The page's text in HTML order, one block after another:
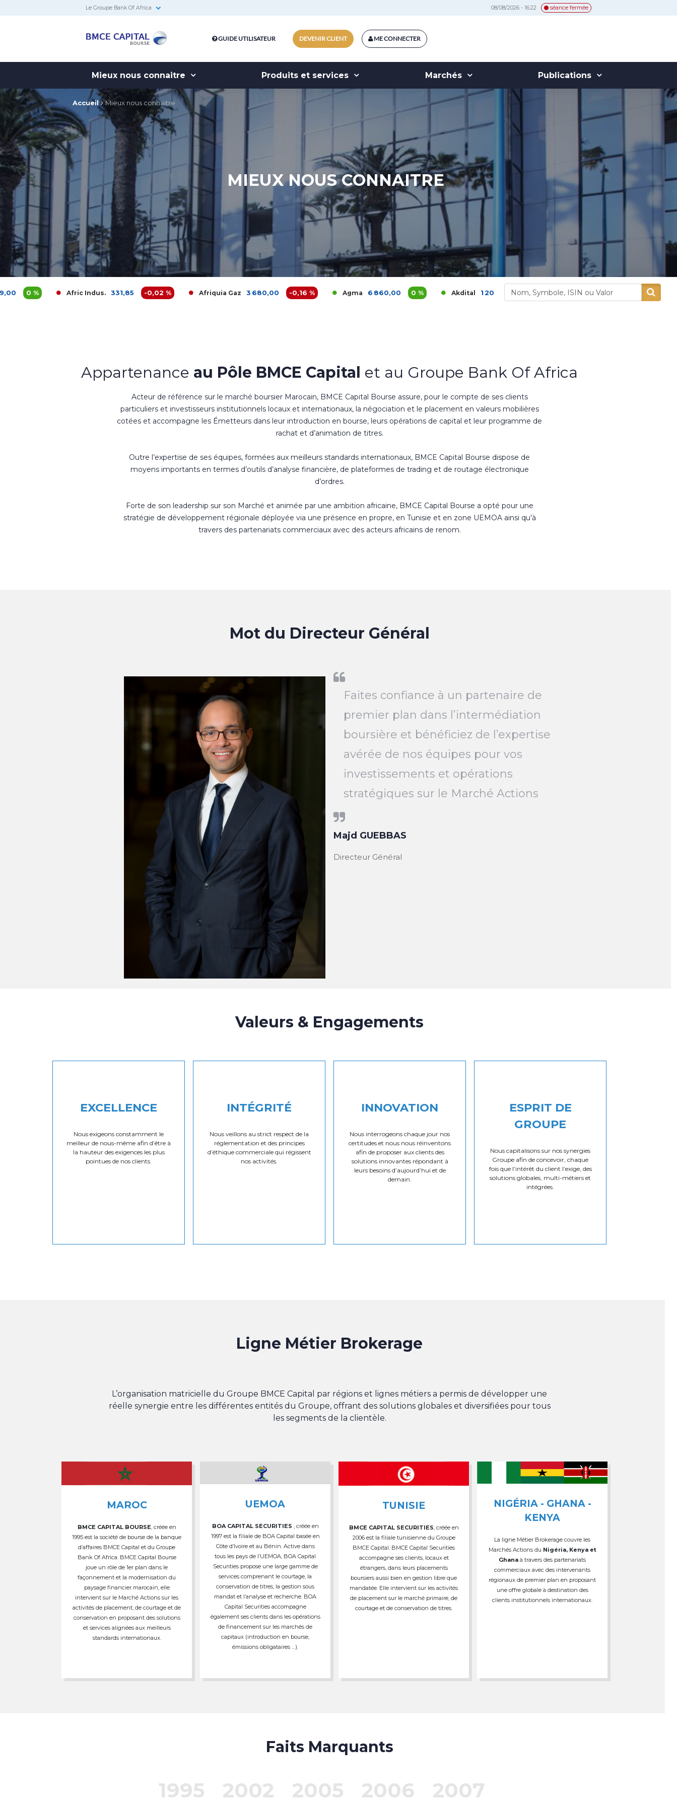
Le Groupe Bank Of Africa 08/08/2026 - 16:22 séance fermée
Bourse
ME CONNECTER
DEVENIR CLIENT
GUIDE UTILISATEUR
Mieux nous connaitre Produits et services Marchés Publications
Accueil Mieux nous connaitre
MIEUX NOUS CONNAITRE
Afric Indus. 331,85 -0,02 % Afriquia Gaz 3 680,00 -0,16 % Agma 6 860,00 0 % Akdital 1 200,00 3,9 % Alliances 400,00 5,26 %
Appartenance au Pôle BMCE Capital et au Groupe Bank Of Africa
Acteur de référence sur le marché boursier Marocain, BMCE Capital Bourse assure, pour le compte de ses clients
particuliers et investisseurs institutionnels locaux et internationaux, la négociation et le placement en valeurs mobilières
cotées et accompagne les Émetteurs dans leur introduction en bourse, leurs opérations de capital et leur programme de
rachat et d’animation de titres.
Outre l’expertise de ses équipes, formées aux meilleurs standards internationaux, BMCE Capital Bourse dispose de
moyens importants en termes d’outils d’analyse financière, de plateformes de trading et de routage électronique
d’ordres.
Forte de son leadership sur son Marché et animée par une ambition africaine, BMCE Capital Bourse a opté pour une
stratégie de développement régionale déployée via une présence en propre, en Tunisie et en zone UEMOA ainsi qu’à
travers des partenariats commerciaux avec des acteurs africains de renom.
Mot du Directeur Général
Faites confiance à un partenaire de
premier plan dans l’intermédiation
boursière et bénéficiez de l’expertise
avérée de nos équipes pour vos
investissements et opérations
stratégiques sur le Marché Actions
Majd GUEBBAS
Directeur Général
Valeurs & Engagements
EXCELLENCE
Nous exigeons constamment le
meilleur de nous-même afin d’être à
la hauteur des exigences les plus
pointues de nos clients.
INTÉGRITÉ
Nous veillons au strict respect de la
réglementation et des principes
d’éthique commerciale qui régissent
nos activités.
INNOVATION
Nous interrogeons chaque jour nos
certitudes et nous nous réinventons
afin de proposer aux clients des
solutions innovantes répondant à
leurs besoins d’aujourd’hui et de
demain.
ESPRIT DE
GROUPE
Nous capitalisons sur nos synergies
Groupe afin de concevoir, chaque
fois que l’intérêt du client l’exige, des
solutions globales, multi-métiers et
intégrées.
Ligne Métier Brokerage
L’organisation matricielle du Groupe BMCE Capital par régions et lignes métiers a permis de développer une
réelle synergie entre les différentes entités du Groupe, offrant des solutions globales et diversifiées pour tous
les segments de la clientèle.
MAROC
BMCE CAPITAL BOURSE , créée en
1995 est la société de bourse de la banque
d’affaires BMCE Capital et du Groupe
Bank Of Africa. BMCE Capital Bourse
joue un rôle de 1er plan dans le
façonnement et la modernisation du
paysage financier marocain, elle
intervient sur le Marché Actions sur les
activités de placement, de courtage et de
conservation en proposant des solutions
et services alignées aux meilleurs
standards internationaux.
UEMOA
BOA CAPITAL SECURITIES , créée en
1997 est la filiale de BOA Capital basée en
Côte d’Ivoire et au Bénin. Active dans
tous les pays de l’UEMOA, BOA Capital
Securities propose une large gamme de
services comprenant le courtage, la
conservation de titres, la gestion sous
mandat et l’analyse et recherche. BOA
Capital Securities accompagne
également ses clients dans les opérations
de financement sur les marchés de
capitaux (introduction en bourse,
émissions obligataires …).
TUNISIE
BMCE CAPITAL SECURITIES , créée en
2006 est la filiale tunisienne du Groupe
BMCE Capital. BMCE Capital Securities
accompagne ses clients, locaux et
étrangers, dans leurs placements
boursiers aussi bien en gestion libre que
mandatée. Elle intervient sur les activités
de placement sur le marché primaire, de
courtage et de conservation de titres.
NIGÉRIA - GHANA -
KENYA
La ligne Métier Brokerage couvre les
Marchés Actions du Nigéria, Kenya et
Ghana à travers des partenariats
commerciaux avec des intervenants
régionaux de premier plan en proposant
une offre globale à destination des
clients institutionnels internationaux.
Faits Marquants
1995 2002 2005 2006 2007